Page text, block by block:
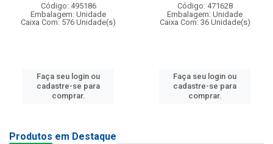
Código: 495186
Embalagem: Unidade
Caixa Com: 576 Unidade(s)
Faça seu login ou
cadastre-se para
comprar.
Código: 471628
Embalagem: Unidade
Caixa Com: 36 Unidade(s)
Faça seu login ou
cadastre-se para
comprar.
Produtos em Destaque